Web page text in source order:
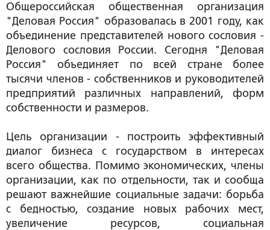
Общероссийская общественная организация
"Деловая Россия" образовалась в 2001 году, как
объединение представителей нового сословия -
Делового сословия России. Сегодня "Деловая
Россия" объединяет по всей стране более
тысячи членов - собственников и руководителей
предприятий различных направлений, форм
собственности и размеров.
Цель организации - построить эффективный
диалог бизнеса с государством в интересах
всего общества. Помимо экономических, члены
организации, как по отдельности, так и сообща
решают важнейшие социальные задачи: борьба
с бедностью, создание новых рабочих мест,
увеличение ресурсов, социальная